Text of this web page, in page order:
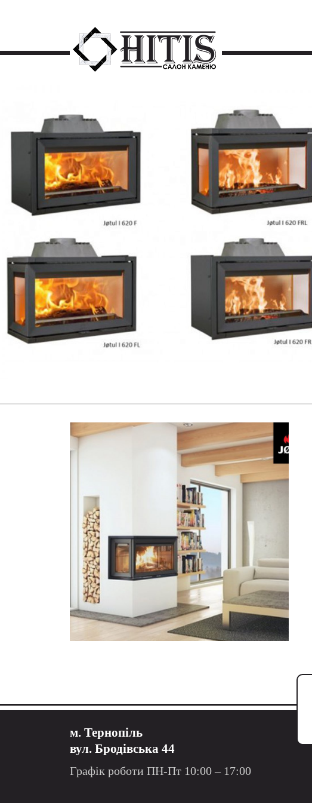
м. Тернопіль
вул. Бродівська 44
Графік роботи ПН-Пт 10:00 – 17:00